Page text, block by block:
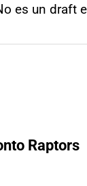
es un draft
Raptors